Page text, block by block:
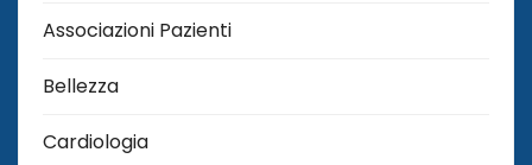
Associazioni Pazienti
Bellezza
Cardiologia